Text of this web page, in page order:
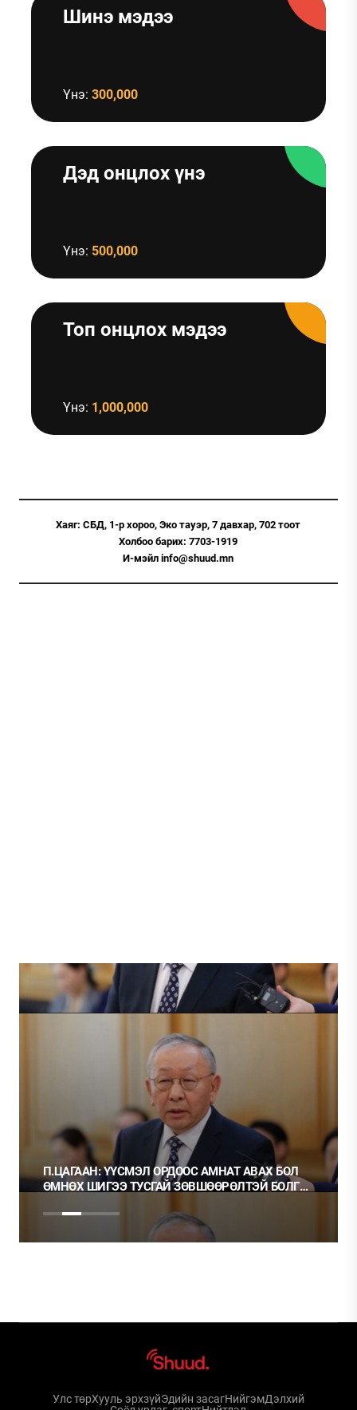
Шинэ мэдээ
Үнэ: 300,000
Дэд онцлох үнэ
Үнэ: 500,000
Топ онцлох мэдээ
Үнэ: 1,000,000
Хаяг: СБД, 1-р хороо, Эко тауэр, 7 давхар, 702 тоот
Холбоо барих: 7703-1919
И-мэйл info@shuud.mn
П.ЦАГААН: ҮҮСМЭЛ ОРДООС АМНАТ АВАХ БОЛ
ӨМНӨХ ШИГЭЭ ТУСГАЙ ЗӨВШӨӨРӨЛТЭЙ БОЛГОХ
Улс төрХууль эрхзүйЭдийн засагНийгэмДэлхий